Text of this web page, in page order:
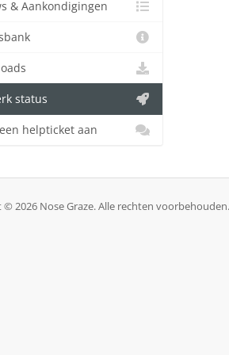
& Aankondigingen
status
helpticket aan
2026 Nose Graze. Alle rechten voorbehouden.